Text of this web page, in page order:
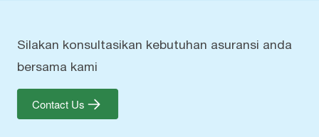
Silakan konsultasikan kebutuhan asuransi anda
bersama kami
Contact Us